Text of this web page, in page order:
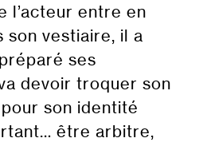
l’acteur entre en
son vestiaire, il a
ses
devoir troquer son
son identité
être arbitre,